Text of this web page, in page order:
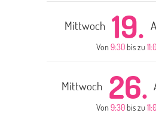
Mittwoch 19.
Von 9:30bis zu
Mittwoch 26.
Von 9:30bis zu